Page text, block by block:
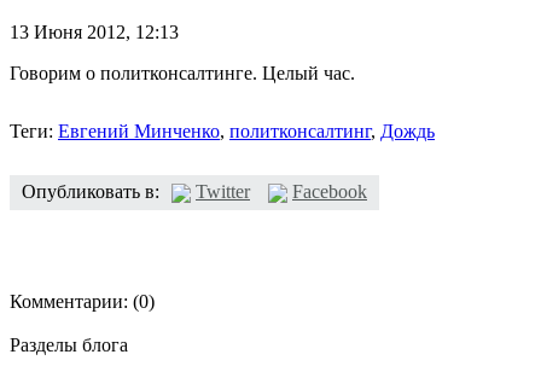
13 Июня 2012, 12:13
Говорим о политконсалтинге. Целый час.
Теги: Евгений Минченко, политконсалтинг, Дождь
Опубликовать в: Twitter Facebook
Комментарии: (0)
Разделы блога